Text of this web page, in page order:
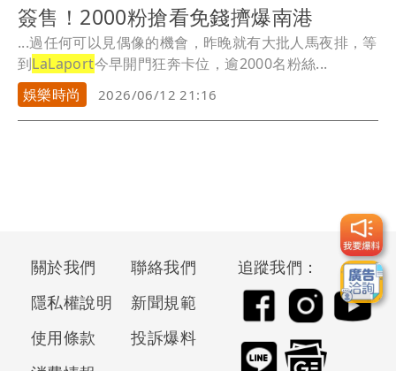
簽售！2000粉搶看免錢擠爆南港
...過任何可以見偶像的機會，昨晚就有大批人馬夜排，等
到LaLaport今早開門狂奔卡位，逾2000名粉絲...
娛樂時尚
2026/06/12 21:16
關於我們
聯絡我們
隱私權說明
新聞規範
使用條款
投訴爆料
追蹤我們：